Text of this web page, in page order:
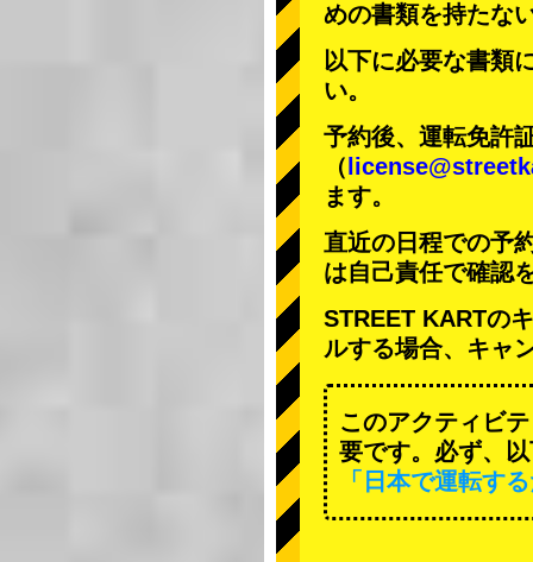
めの書類を持たな
以下に必要な書類
い。
予約後、運転免許
（
ます。
直近の日程での予
は自己責任で確認
STREET KARTの
ルする場合、キャ
このアクティビ
要です。必ず、
「日本で運転す